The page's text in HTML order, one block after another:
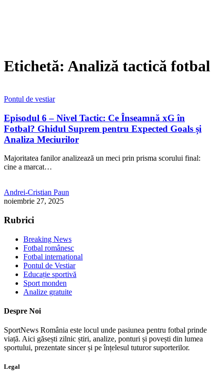
Etichetă: Analiză tactică fotbal
Pontul de vestiar
Episodul 6 – Nivel Tactic: Ce Înseamnă xG în
Fotbal? Ghidul Suprem pentru Expected Goals și
Analiza Meciurilor
Majoritatea fanilor analizează un meci prin prisma scorului final:
cine a marcat…
Andrei-Cristian Paun
noiembrie 27, 2025
Rubrici
Breaking News
Fotbal românesc
Fotbal internațional
Pontul de Vestiar
Educație sportivă
Sport monden
Analize gratuite
Despre Noi
SportNews România este locul unde pasiunea pentru fotbal prinde
viață. Aici găsești zilnic știri, analize, ponturi și povești din lumea
sportului, prezentate sincer și pe înțelesul tuturor suporterilor.
Legal